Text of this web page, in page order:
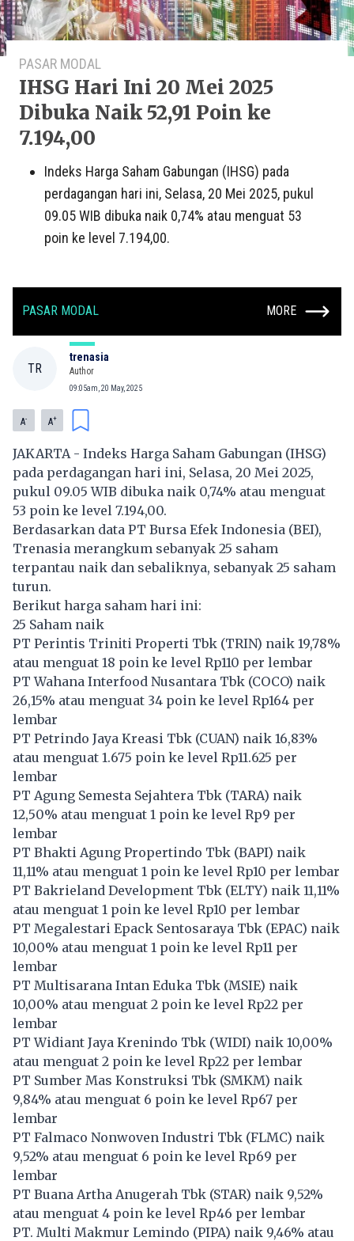
PASAR MODAL
IHSG Hari Ini 20 Mei 2025
Dibuka Naik 52,91 Poin ke
7.194,00
Indeks Harga Saham Gabungan (IHSG) pada
perdagangan hari ini, Selasa, 20 Mei 2025, pukul
09.05 WIB dibuka naik 0,74% atau menguat 53
poin ke level 7.194,00.
PASAR MODAL MORE
TR
trenasia
Author
09:05am, 20 May, 2025
A- A+
JAKARTA - Indeks Harga Saham Gabungan (IHSG)
pada perdagangan hari ini, Selasa, 20 Mei 2025,
pukul 09.05 WIB dibuka naik 0,74% atau menguat
53 poin ke level 7.194,00.
Berdasarkan data PT Bursa Efek Indonesia (BEI),
Trenasia merangkum sebanyak 25 saham
terpantau naik dan sebaliknya, sebanyak 25 saham
turun.
Berikut harga saham hari ini:
25 Saham naik
PT Perintis Triniti Properti Tbk (TRIN) naik 19,78%
atau menguat 18 poin ke level Rp110 per lembar
PT Wahana Interfood Nusantara Tbk (COCO) naik
26,15% atau menguat 34 poin ke level Rp164 per
lembar
PT Petrindo Jaya Kreasi Tbk (CUAN) naik 16,83%
atau menguat 1.675 poin ke level Rp11.625 per
lembar
PT Agung Semesta Sejahtera Tbk (TARA) naik
12,50% atau menguat 1 poin ke level Rp9 per
lembar
PT Bhakti Agung Propertindo Tbk (BAPI) naik
11,11% atau menguat 1 poin ke level Rp10 per lembar
PT Bakrieland Development Tbk (ELTY) naik 11,11%
atau menguat 1 poin ke level Rp10 per lembar
PT Megalestari Epack Sentosaraya Tbk (EPAC) naik
10,00% atau menguat 1 poin ke level Rp11 per
lembar
PT Multisarana Intan Eduka Tbk (MSIE) naik
10,00% atau menguat 2 poin ke level Rp22 per
lembar
PT Widiant Jaya Krenindo Tbk (WIDI) naik 10,00%
atau menguat 2 poin ke level Rp22 per lembar
PT Sumber Mas Konstruksi Tbk (SMKM) naik
9,84% atau menguat 6 poin ke level Rp67 per
lembar
PT Falmaco Nonwoven Industri Tbk (FLMC) naik
9,52% atau menguat 6 poin ke level Rp69 per
lembar
PT Buana Artha Anugerah Tbk (STAR) naik 9,52%
atau menguat 4 poin ke level Rp46 per lembar
PT. Multi Makmur Lemindo (PIPA) naik 9,46% atau